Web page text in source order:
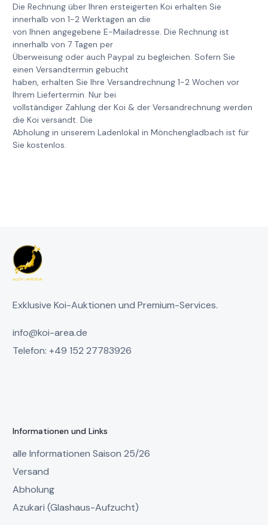
Die Rechnung über Ihren ersteigerten Koi erhalten Sie
innerhalb von 1-2 Werktagen an die
von Ihnen angegebene E-Mailadresse. Die Rechnung ist
innerhalb von 7 Tagen per
Überweisung oder auch Paypal zu begleichen. Sofern Sie
einen Versandtermin gebucht
haben, erhalten Sie Ihre Versandrechnung 1-2 Wochen vor
Ihrem Liefertermin. Nur bei
vollständiger Zahlung der Koi & der Versandrechnung werden
die Koi versandt. Die
Abholung in unserem Ladenlokal in Mönchengladbach ist für
Sie kostenlos.
Exklusive Koi-Auktionen und Premium-Services.
info@koi-area.de
Telefon: +49 152 27783926
Informationen und Links
alle Informationen Saison 25/26
Versand
Abholung
Azukari (Glashaus-Aufzucht)